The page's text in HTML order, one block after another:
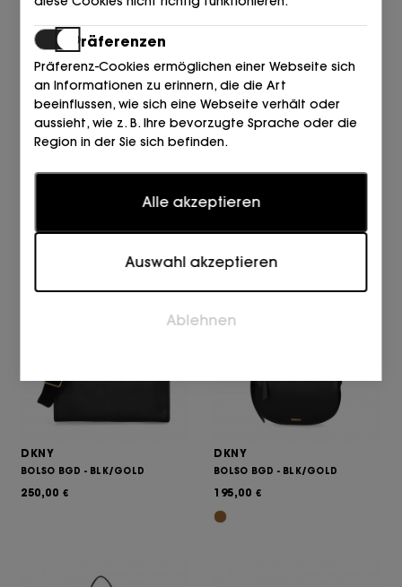
DKNY DKNY
149,00 €
DKNY
BOLSO BGD - BLK/GOLD
250,00 €
DKNY
BOLSO BGD - BLK/GOLD
195,00 €
Präferenzen
Präferenz-Cookies ermöglichen einer Webseite sich
an Informationen zu erinnern, die die Art
beeinflussen, wie sich eine Webseite verhält oder
aussieht, wie z. B. Ihre bevorzugte Sprache oder die
Region in der Sie sich befinden.
Statistik-Cookies helfen Webseiten-Besitzern zu
verstehen, wie Besucher mit Webseiten interagieren,
gemeldet werden.
Marketing-Cookies werden verwendet, um Besucher
einzelnen Benutzer sind und daher wertvoller für
Publisher und werbetreibende Drittparteien sind.
Alle akzeptieren
Auswahl akzeptieren
Ablehnen